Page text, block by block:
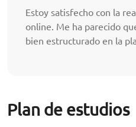
Estoy satisfecho con la
online. Me ha parecido
bien estructurado en la
Plan de estudios